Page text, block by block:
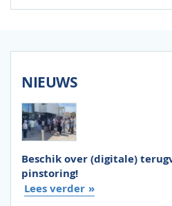
NIEUWS
Beschik over (digitale)
pinstoring!
Lees verder